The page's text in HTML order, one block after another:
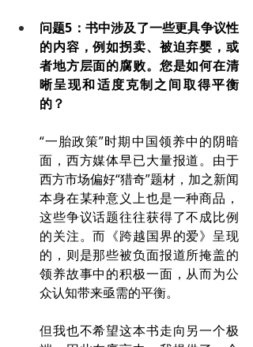
问题5：书中涉及了一些更具争议性
的内容，例如拐卖、被迫弃婴，或
者地方层面的腐败。您是如何在清
晰呈现和适度克制之间取得平衡
的？
“一胎政策”时期中国领养中的阴暗
面，西方媒体早已大量报道。由于
西方市场偏好“猎奇”题材，加之新闻
本身在某种意义上也是一种商品，
这些争议话题往往获得了不成比例
的关注。而《跨越国界的爱》呈现
的，则是那些被负面报道所掩盖的
领养故事中的积极一面，从而为公
众认知带来亟需的平衡。
但我也不希望这本书走向另一个极